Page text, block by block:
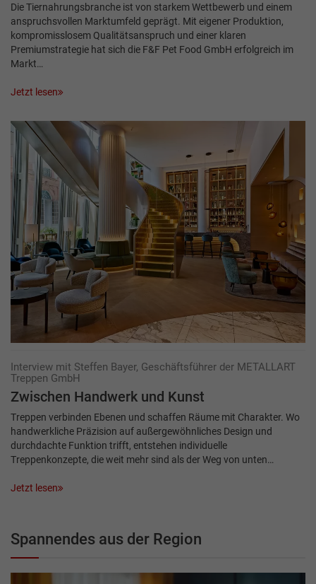
Die Tiernahrungsbranche ist von starkem Wettbewerb und einem
anspruchsvollen Markt­umfeld geprägt. Mit eigener Produktion,
kompromisslosem Qualitätsanspruch und einer klaren
Premiumstrategie hat sich die F&F Pet Food GmbH erfolgreich im
Markt…
Jetzt lesen
Interview mit Steffen Bayer, Geschäftsführer der METALLART
Treppen GmbH
Zwischen Hand­werk und Kunst
Treppen verbinden Ebenen und schaffen Räume mit Charakter. Wo
handwerkliche Präzision auf außergewöhnliches Design und
durchdachte Funktion trifft, entstehen individuelle
Treppenkonzepte, die weit mehr sind als der Weg von unten…
Jetzt lesen
Spannendes aus der Region